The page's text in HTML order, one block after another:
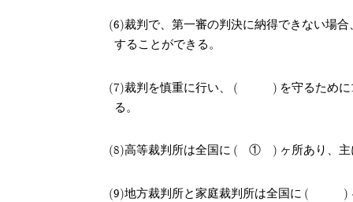
裁判で、第一審の判決に納得できない場合
することができる。
裁判を慎重に行い、
を守るため
る。
高等裁判所は全国に ① ヶ所あり、主
地方裁判所と家庭裁判所は全国に